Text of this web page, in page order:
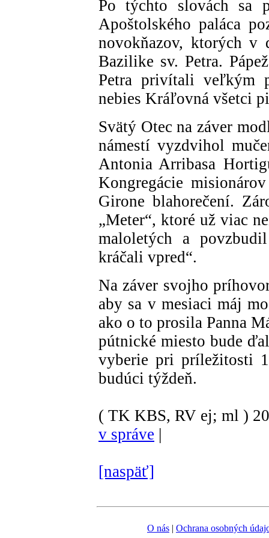
Po týchto slovách sa
Apoštolského paláca
novokňazov, ktorých v
Bazilike sv. Petra.
Petra privítali veľkým
nebies Kráľovná všetci
Svätý Otec na záver
námestí vyzdvihol
Antonia Arribasa
Kongregácie
Girone blahorečení.
„Meter“, ktoré už viac
maloletých a
kráčali vpred“.
Na záver svojho
aby sa v mesiaci máj
ako o to prosila Panna
pútnické miesto bude
vyberie pri príležitosti
budúci týždeň.
( TK KBS, RV ej; ml )
v správe |
[naspäť]
O nás | Ochrana osobných